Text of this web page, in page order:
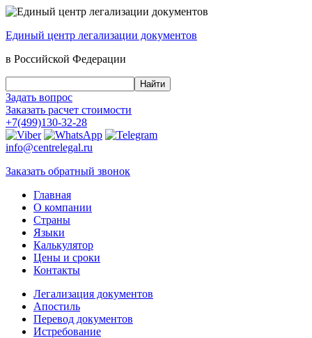
Единый центр легализации документов
в Российской Федерации
Задать вопрос
Заказать расчет стоимости
+7(499)130-32-28
info@centrelegal.ru
Заказать обратный звонок
Главная
О компании
Страны
Языки
Калькулятор
Цены и сроки
Контакты
Легализация документов
Апостиль
Перевод документов
Истребование